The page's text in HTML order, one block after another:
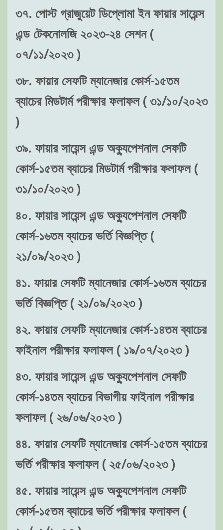
৩৭. পোস্ট গ্রাজুয়েট ডিপ্লোমা ইন ফায়ার সায়েন্স
এন্ড টেকনোলজি ২০২৩-২৪ সেশন (
০৭/১১/২০২৩ )
৩৮. ফায়ার সেফটি ম্যানেজার কোর্স-১৫তম
ব্যাচের মিডটার্ম পরীক্ষার ফলাফল ( ৩১/১০/২০২৩
)
৩৯. ফায়ার সায়েন্স এন্ড অক্যুপেশনাল সেফটি
কোর্স-১৫তম ব্যাচের মিডটার্ম পরীক্ষার ফলাফল (
৩১/১০/২০২৩ )
৪০. ফায়ার সায়েন্স এন্ড অক্যুপেশনাল সেফটি
কোর্স-১৬তম ব্যাচের ভর্তি বিজ্ঞপ্তি (
২১/০৯/২০২৩ )
৪১. ফায়ার সেফটি ম্যানেজার কোর্স-১৬তম ব্যাচের
ভর্তি বিজ্ঞপ্তি ( ২১/০৯/২০২৩ )
৪২. ফায়ার সেফটি ম্যানেজার কোর্স-১৪তম ব্যাচের
ফাইনাল পরীক্ষার ফলাফল ( ১৯/০৭/২০২৩ )
৪৩. ফায়ার সায়েন্স এন্ড অক্যুপেশনাল সেফটি
কোর্স-১৪তম ব্যাচের বিভাগীয় ফাইনাল পরীক্ষার
ফলাফল ( ২৬/০৬/২০২৩ )
৪৪. ফায়ার সেফটি ম্যানেজার কোর্স-১৫তম ব্যাচের
ভর্তি পরীক্ষার ফলাফল ( ২৫/০৬/২০২৩ )
৪৫. ফায়ার সায়েন্স এন্ড অক্যুপেশনাল সেফটি
কোর্স-১৫তম ব্যাচের ভর্তি পরীক্ষার ফলাফল (